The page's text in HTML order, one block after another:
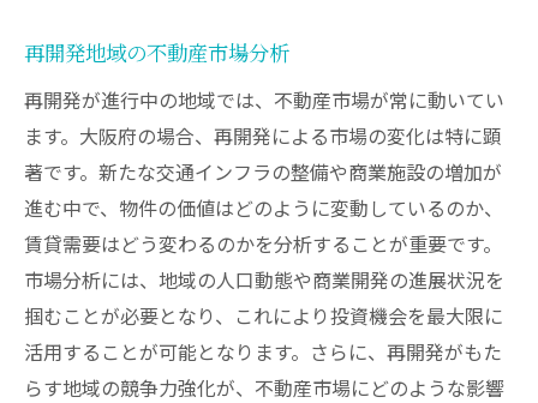
再開発地域の不動産市場分析
再開発が進行中の地域では、不動産市場が常に動いてい
ます。大阪府の場合、再開発による市場の変化は特に顕
著です。新たな交通インフラの整備や商業施設の増加が
進む中で、物件の価値はどのように変動しているのか、
賃貸需要はどう変わるのかを分析することが重要です。
市場分析には、地域の人口動態や商業開発の進展状況を
掴むことが必要となり、これにより投資機会を最大限に
活用することが可能となります。さらに、再開発がもた
らす地域の競争力強化が、不動産市場にどのような影響